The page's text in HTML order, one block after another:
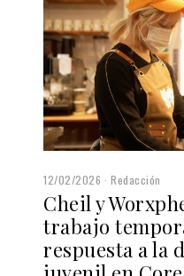
12/02/2026 Redacción
Cheil y
trabajo
respuesta a la